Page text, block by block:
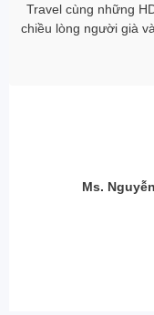
Travel cùng những
chiều lòng người già
Ms.